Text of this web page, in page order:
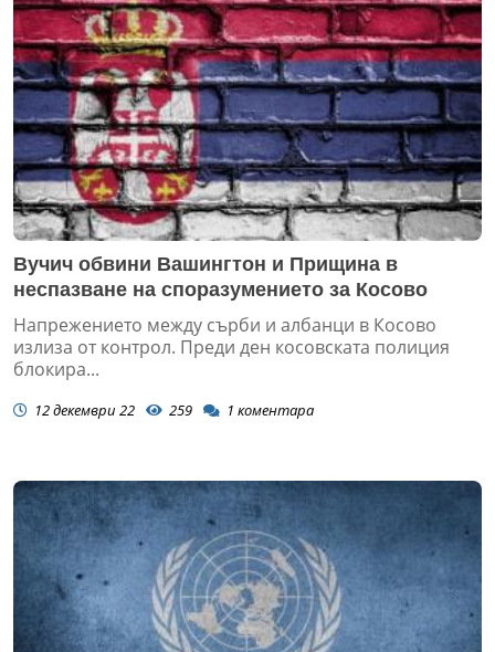
Вучич обвини Вашингтон и Прищина в
неспазване на споразумението за Косово
Напрежението между сърби и албанци в Косово
излиза от контрол. Преди ден косовската полиция
блокира...
12 декември 22 259 1 коментара